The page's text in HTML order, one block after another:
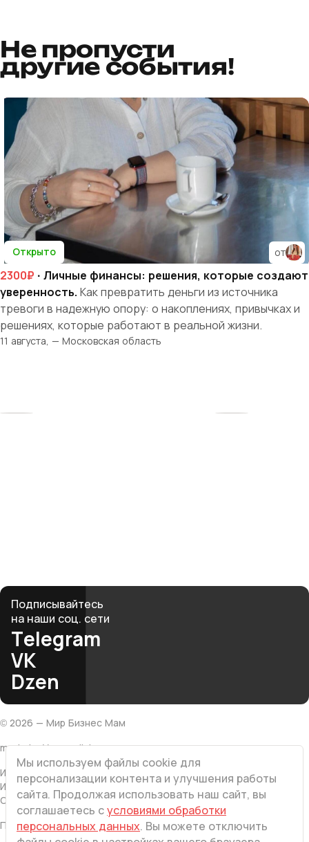
Не пропусти
другие события!
Открыто от
2300₽ · Личные финансы: решения, которые создают
уверенность. Как превратить деньги из источника
тревоги в надежную опору: о накоплениях, привычках и
решениях, которые работают в реальной жизни.
11 августа, — Московская область
Подписывайтесь
на наши соц. сети
Telegram
VK
Dzen
© 2026 — Мир Бизнес Мам
Политика конфиденциальности
made by Vesna.click
ИП Хатамова Л.В
ИНН 616501203767
ОГРНИП 308616522400063
Мы используем файлы cookie для
персонализации контента и улучшения работы
сайта. Продолжая использовать наш сайт, вы
соглашаетесь с условиями обработки
персональных данных. Вы можете отключить